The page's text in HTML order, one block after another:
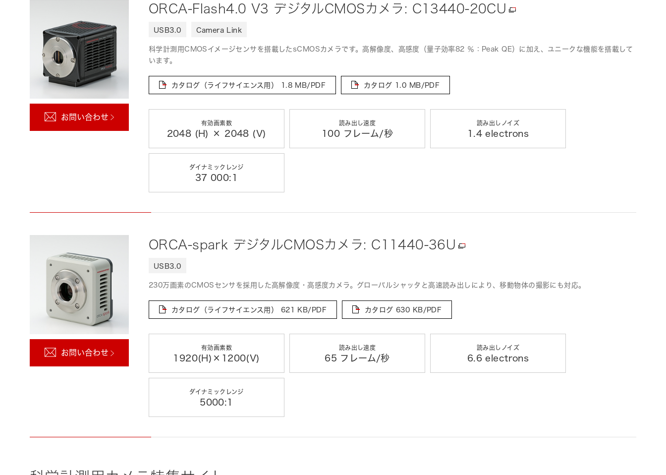
お問い合わせ
ORCA-Flash4.0 V3 デジタルCMOSカメラ: C13440-20CU
USB3.0 Camera Link
科学計測用CMOSイメージセンサを搭載したsCMOSカメラです。高解像度、高感度（量子効率82 ％：Peak QE）に加え、ユニークな機能を搭載して
います。
カタログ（ライフサイエンス用） 1.8 MB/PDF カタログ 1.0 MB/PDF
有効画素数
2048 (H) × 2048 (V)
読み出し速度
100 フレーム/秒
読み出しノイズ
1.4 electrons
ダイナミックレンジ
37 000:1
お問い合わせ
ORCA-spark デジタルCMOSカメラ: C11440-36U
USB3.0
230万画素のCMOSセンサを採用した高解像度・高感度カメラ。グローバルシャッタと高速読み出しにより、移動物体の撮影にも対応。
カタログ（ライフサイエンス用） 621 KB/PDF カタログ 630 KB/PDF
有効画素数
1920(H)×1200(V)
読み出し速度
65 フレーム/秒
読み出しノイズ
6.6 electrons
ダイナミックレンジ
5000:1